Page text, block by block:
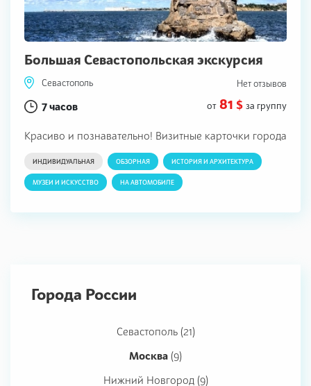
Большая Севастопольская экскурсия
Севастополь Нет отзывов
7 часов от 81 $ за группу
Красиво и познавательно! Визитные карточки города
ИНДИВИДУАЛЬНАЯ ОБЗОРНАЯ ИСТОРИЯ И АРХИТЕКТУРА
МУЗЕИ И ИСКУССТВО НА АВТОМОБИЛЕ
Города России
Севастополь (21)
Москва (9)
Нижний Новгород (9)